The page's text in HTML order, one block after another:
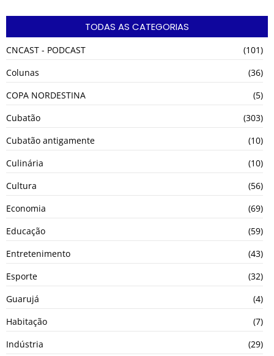
TODAS AS CATEGORIAS
CNCAST - PODCAST
(101)
Colunas
(36)
COPA NORDESTINA
(5)
Cubatão
(303)
Cubatão antigamente
(10)
Culinária
(10)
Cultura
(56)
Economia
(69)
Educação
(59)
Entretenimento
(43)
Esporte
(32)
Guarujá
(4)
Habitação
(7)
Indústria
(29)